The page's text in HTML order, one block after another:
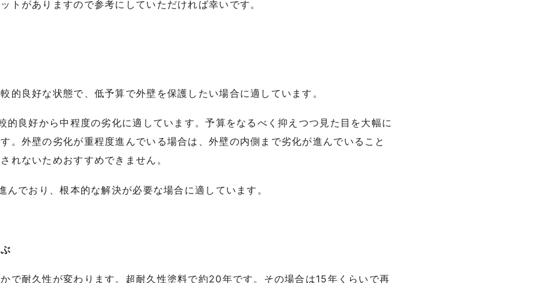
トがありますので参考にしていただければ幸いです。
的良好な状態で、低予算で外壁を保護したい場合に適しています。
的良好から中程度の劣化に適しています。予算をなるべく抑えつつ見た目を大幅に
。外壁の劣化が重程度進んでいる場合は、外壁の内側まで劣化が進んでいること
れないためおすすめできません。
んでおり、根本的な解決が必要な場合に適しています。
で耐久性が変わります。超耐久性塗料で約20年です。その場合は15年くらいで再